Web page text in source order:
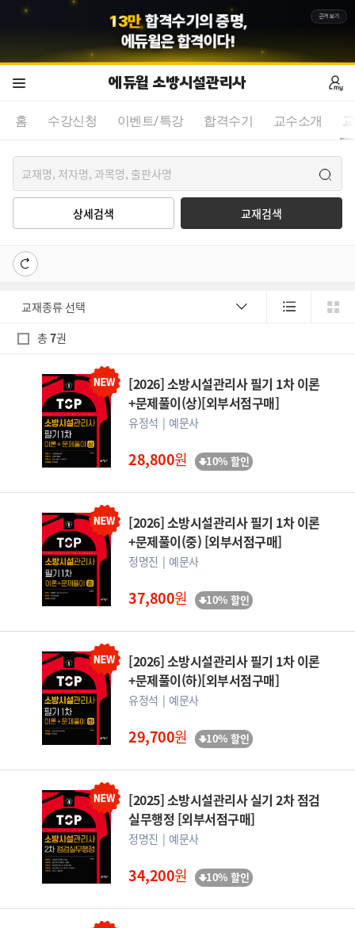
13만 합격수기의 증명,
에듀윌은 합격이다!
근거보기
에듀윌 소방시설관리사
홈 수강신청 이벤트/특강 합격수기 교수소개
상세검색 교재검색
총7권
[2026] 소방시설관리사 필기 1차 이론
+문제풀이(상)[외부서점구매]
유정석 예문사
28,800원 10% 할인
[2026] 소방시설관리사 필기 1차 이론
+문제풀이(중) [외부서점구매]
정명진 예문사
37,800원 10% 할인
[2026] 소방시설관리사 필기 1차 이론
+문제풀이(하)[외부서점구매]
유정석 예문사
29,700원 10% 할인
[2025] 소방시설관리사 실기 2차 점검
실무행정 [외부서점구매]
정명진 예문사
34,200원 10% 할인